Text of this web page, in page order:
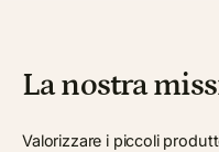
La nostra
Valorizzare i piccoli